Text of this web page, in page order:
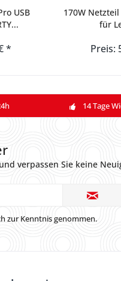
USB
*
170W
für
Preis:
14 Tage
verpassen Sie keine
zur Kenntnis genommen.